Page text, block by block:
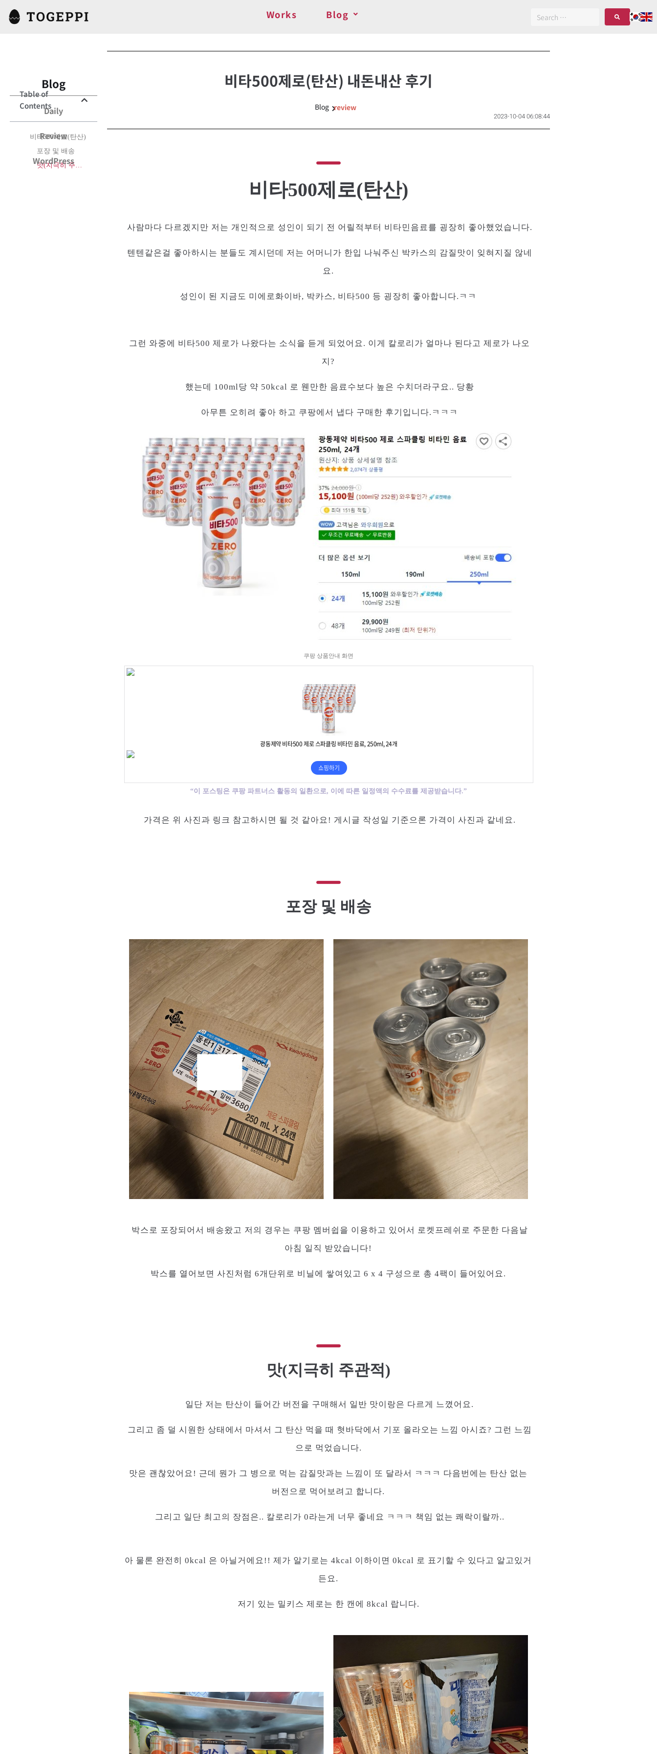
Works Blog
Blog
Daily
Review
WordPress
비타500제로(탄산) 내돈내산 후기
Blog review
2023-10-04 06:08:44
비타500제로(탄산)
사람마다 다르겠지만 저는 개인적으로 성인이 되기 전 어릴적부터 비타민음료를 굉장히 좋아했었습니다.
텐텐같은걸 좋아하시는 분들도 계시던데 저는 어머니가 한입 나눠주신 박카스의 감질맛이 잊혀지질 않네
요.
성인이 된 지금도 미에로화이바, 박카스, 비타500 등 굉장히 좋아합니다.ㅋㅋ
그런 와중에 비타500 제로가 나왔다는 소식을 듣게 되었어요. 이게 칼로리가 얼마나 된다고 제로가 나오
지?
했는데 100ml당 약 50kcal 로 웬만한 음료수보다 높은 수치더라구요.. 당황
아무튼 오히려 좋아 하고 쿠팡에서 냅다 구매한 후기입니다.ㅋㅋㅋ
쿠팡 상품안내 화면
“이 포스팅은 쿠팡 파트너스 활동의 일환으로, 이에 따른 일정액의 수수료를 제공받습니다.”
가격은 위 사진과 링크 참고하시면 될 것 같아요! 게시글 작성일 기준으론 가격이 사진과 같네요.
포장 및 배송
박스로 포장되어서 배송왔고 저의 경우는 쿠팡 멤버쉽을 이용하고 있어서 로켓프레쉬로 주문한 다음날
아침 일직 받았습니다!
박스를 열어보면 사진처럼 6개단위로 비닐에 쌓여있고 6 x 4 구성으로 총 4팩이 들어있어요.
맛(지극히 주관적)
일단 저는 탄산이 들어간 버전을 구매해서 일반 맛이랑은 다르게 느꼈어요.
그리고 좀 덜 시원한 상태에서 마셔서 그 탄산 먹을 때 혓바닥에서 기포 올라오는 느낌 아시죠? 그런 느낌
으로 먹었습니다.
맛은 괜찮았어요! 근데 뭔가 그 병으로 먹는 감질맛과는 느낌이 또 달라서 ㅋㅋㅋ 다음번에는 탄산 없는
버전으로 먹어보려고 합니다.
그리고 일단 최고의 장점은.. 칼로리가 0라는게 너무 좋네요 ㅋㅋㅋ 책임 없는 쾌락이랄까..
아 물론 완전히 0kcal 은 아닐거에요!! 제가 알기로는 4kcal 이하이면 0kcal 로 표기할 수 있다고 알고있거
든요.
저기 있는 밀키스 제로는 한 캔에 8kcal 랍니다.
Table of
Contents
비타500제로(탄산)
포장 및 배송
맛(지극히 주관적)